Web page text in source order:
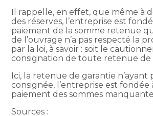
Il rappelle, en effet, que même à
des réserves, l’entreprise est
paiement de la somme retenue
de l’ouvrage n’a pas respecté la
par la loi, à savoir : soit le
consignation de toute retenue de
Ici, la retenue de garantie n’ayant
consignée, l’entreprise est fondée
paiement des sommes
Sources :